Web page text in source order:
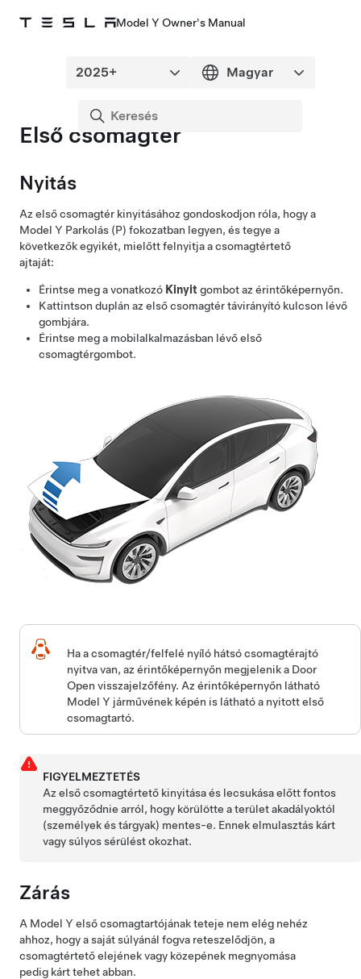
Model Y Owner's Manual
Első csomagtér
Nyitás
Az első csomagtér kinyitásához gondoskodjon róla, hogy a
Model Y Parkolás (P) fokozatban legyen, és tegye a
következők egyikét, mielőtt felnyitja a csomagtértető
ajtaját:
Érintse meg a vonatkozó Kinyit gombot az érintőképernyőn.
Kattintson duplán az első csomagtér távirányító kulcson lévő
gombjára.
Érintse meg a mobilalkalmazásban lévő első
csomagtérgombot.
Ha a csomagtér/felfelé nyíló hátsó csomagtérajtó
nyitva van, az érintőképernyőn megjelenik a Door
Open visszajelzőfény. Az érintőképernyőn látható
Model Y járművének képén is látható a nyitott első
csomagtartó.
FIGYELMEZTETÉS
Az első csomagtértető kinyitása és lecsukása előtt fontos
meggyőződnie arról, hogy körülötte a terület akadályoktól
(személyek és tárgyak) mentes-e. Ennek elmulasztás kárt
vagy súlyos sérülést okozhat.
Zárás
A Model Y első csomagtartójának teteje nem elég nehéz
ahhoz, hogy a saját súlyánál fogva reteszelődjön, a
csomagtértető elejének vagy közepének megnyomása
pedig kárt tehet abban.